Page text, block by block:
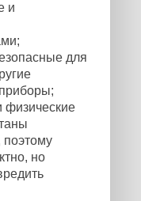
и
для
физические
поэтому
но